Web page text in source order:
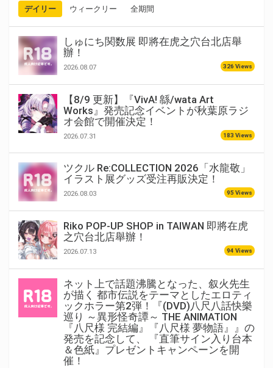
デイリー ウィークリー 全期間
しゅにち関数展 即將在虎之穴台北店舉
辦！
2026.08.07 326 Views
【8/9 更新】『VivA! 緜/wata Art
Works』発売記念イベントが秋葉原ラジ
オ会館で開催決定！
2026.07.31 183 Views
ツクル Re:COLLECTION 2026「水龍敬」
イラスト展グッズ受注再販決定！
2026.08.03 95 Views
Riko POP-UP SHOP in TAIWAN 即將在虎
之穴台北店舉辦！
2026.07.13 94 Views
ネット上で話題沸騰となった、叙火先生
が描く 都市伝説をテーマとしたエロティ
ックホラー第2弾！『(DVD)八尺八話快樂
巡り ～異形怪奇譚～ THE ANIMATION
『八尺様 完結編』『八尺様 夢物語』』の
発売を記念して、 『直筆サイン入り台本
＆色紙』プレゼントキャンペーンを開
催！